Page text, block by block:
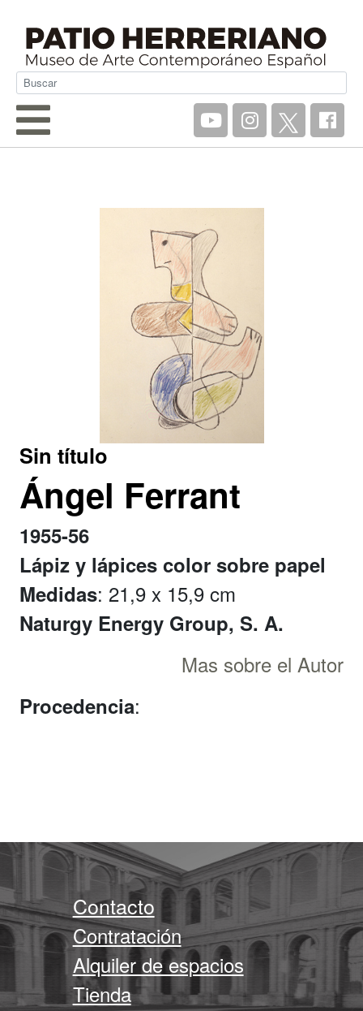
Sin título
Ángel Ferrant
1955-56
Lápiz y lápices color sobre papel
Medidas: 21,9 x 15,9 cm
Naturgy Energy Group, S. A.
Mas sobre el Autor
Procedencia:
Contacto
Contratación
Alquiler de espacios
Tienda